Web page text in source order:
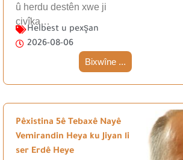
û herdu destên xwe ji
çivîka…
Helbest u pexşan
2026-08-06
Bixwîne ...
Pêxistina 5ê Tebaxê Nayê
Vemirandin Heya ku Jiyan li
ser Erdê Heye